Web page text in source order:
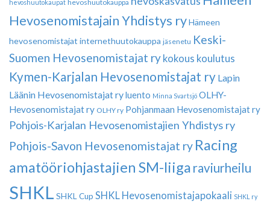
hevoshuutokaupat hevoshuutokauppa
Hevosenomistajain Yhdistys ryHämeen
hevosenomistajat internethuutokauppa jäsenetu Keski-
Suomen Hevosenomistajat ry kokous koulutus
Kymen-Karjalan Hevosenomistajat ry Lapin
Läänin Hevosenomistajat ryluento Minna Svartsjö OLHY-
Hevosenomistajat ry OLHY ry Pohjanmaan Hevosenomistajat ry
Pohjois-Karjalan Hevosenomistajien Yhdistys ry
Pohjois-Savon Hevosenomistajat ry Racing
amatööriohjastajien SM-liiga raviurheilu
SHKL SHKL Cup SHKL Hevosenomistajapokaali SHKL ry